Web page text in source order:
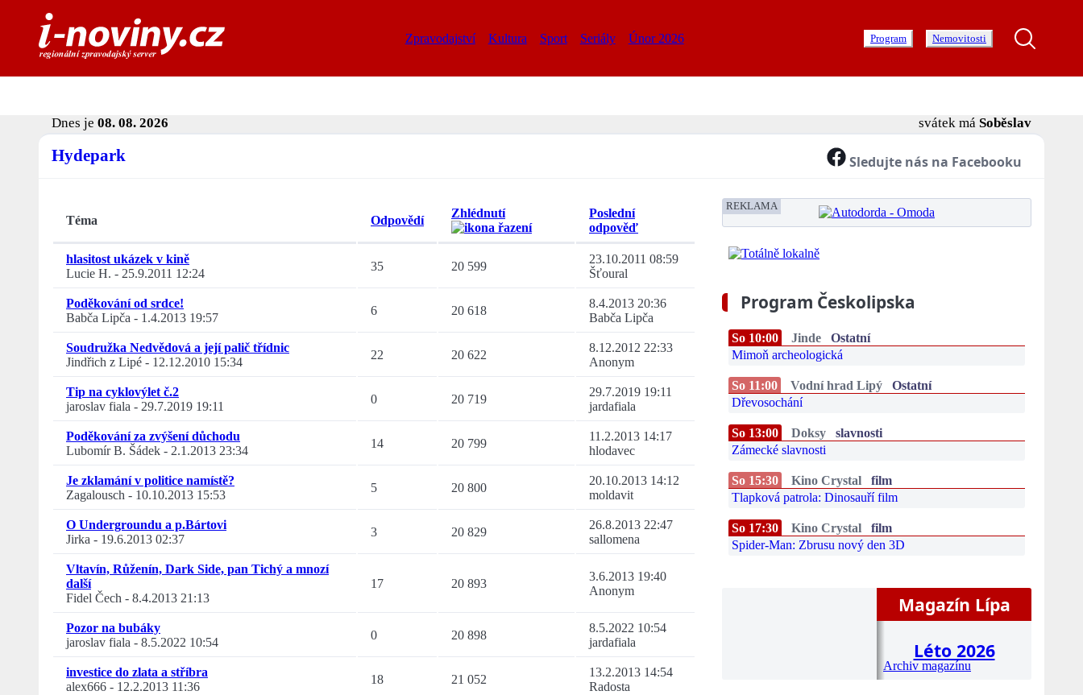
Zpravodajství Kultura Sport Seriály Únor 2026 Program Nemovitosti
Dnes je 08. 08. 2026 svátek má Soběslav
Hydepark Sledujte nás na Facebooku
Téma Odpovědí
Zhlédnutí
Poslední
odpověď
hlasitost ukázek v kině
Lucie H. - 25.9.2011 12:24
35 20 599
23.10.2011 08:59
Šťoural
Poděkování od srdce!
Babča Lipča - 1.4.2013 19:57
6 20 618
8.4.2013 20:36
Babča Lipča
Soudružka Nedvědová a její palič třídnic
Jindřich z Lipé - 12.12.2010 15:34
22 20 622
8.12.2012 22:33
Anonym
Tip na cyklovýlet č.2
jaroslav fiala - 29.7.2019 19:11
0 20 719
29.7.2019 19:11
jardafiala
Poděkování za zvýšení důchodu
Lubomír B. Šádek - 2.1.2013 23:34
14 20 799
11.2.2013 14:17
hlodavec
Je zklamání v politice namístě?
Zagalousch - 10.10.2013 15:53
5 20 800
20.10.2013 14:12
moldavit
O Undergroundu a p.Bártovi
Jirka - 19.6.2013 02:37
3 20 829
26.8.2013 22:47
sallomena
Vltavín, Růženín, Dark Side, pan Tichý a mnozí
další
Fidel Čech - 8.4.2013 21:13
17 20 893
3.6.2013 19:40
Anonym
Pozor na bubáky
jaroslav fiala - 8.5.2022 10:54
0 20 898
8.5.2022 10:54
jardafiala
investice do zlata a stříbra
alex666 - 12.2.2013 11:36
18 21 052
13.2.2013 14:54
Radosta
REKLAMA
Program Českolipska
So 10:00 Jinde
Ostatní
Mimoň archeologická
So 11:00 Vodní hrad Lipý
Ostatní
Dřevosochání
So 13:00 Doksy
slavnosti
Zámecké slavnosti
So 15:30 Kino Crystal
film
Tlapková patrola: Dinosauří film
So 17:30 Kino Crystal
film
Spider-Man: Zbrusu nový den 3D
Magazín Lípa
Léto 2026
Archiv magazínu